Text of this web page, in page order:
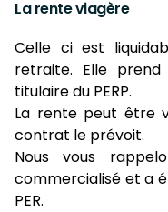
La rente viagère
Celle ci est
retraite. Elle
titulaire du PERP.
La rente peut être
contrat le prévoit.
Nous vous
commercialisé et a
PER.